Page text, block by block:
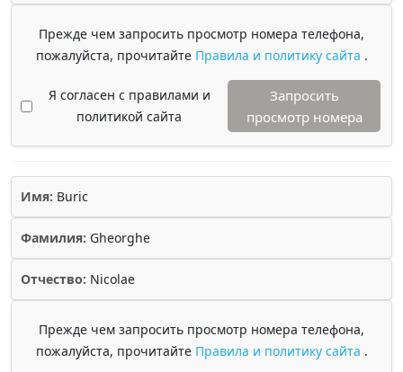
Прежде чем запросить просмотр номера телефона,
пожалуйста, прочитайте Правила и политику сайта .
Я согласен с правилами и
политикой сайта
Запросить
просмотр номера
Имя: Buric
Фамилия: Gheorghe
Отчество: Nicolae
Прежде чем запросить просмотр номера телефона,
пожалуйста, прочитайте Правила и политику сайта .